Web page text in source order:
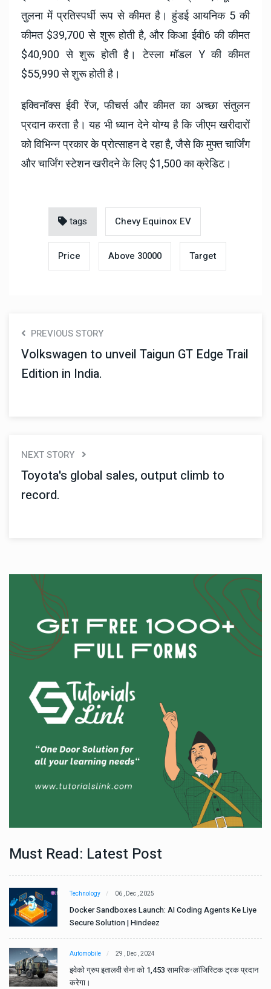
तुलना में प्रतिस्पर्धी रूप से कीमत है। हुंडई आयनिक 5 की
कीमत $39,700 से शुरू होती है, और किआ ईवी6 की कीमत
$40,900 से शुरू होती है। टेस्ला मॉडल Y की कीमत
$55,990 से शुरू होती है।
इक्विनॉक्स ईवी रेंज, फीचर्स और कीमत का अच्छा संतुलन
प्रदान करता है। यह भी ध्यान देने योग्य है कि जीएम खरीदारों
को विभिन्न प्रकार के प्रोत्साहन दे रहा है, जैसे कि मुफ्त चार्जिंग
और चार्जिंग स्टेशन खरीदने के लिए $1,500 का क्रेडिट।
tags Chevy Equinox EV
Price Above 30000 Target
PREVIOUS STORY
Volkswagen to unveil Taigun GT Edge Trail
Edition in India.
NEXT STORY
Toyota's global sales, output climb to
record.
Must Read: Latest Post
Technology 06 , Dec , 2025
Docker Sandboxes Launch: AI Coding Agents Ke Liye
Secure Solution | Hindeez
Automobile 29 , Dec , 2024
इवेको ग्रुप इतालवी सेना को 1,453 सामरिक-लॉजिस्टिक ट्रक प्रदान
करेगा।